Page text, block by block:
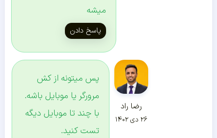
میشه
پاسخ دادن
رضا راد
۲۶ دی ۱۴۰۲
پس میتونه از کش
مرورگر یا موبایل باشه.
با چند تا موبایل دیگه
تست کنید.